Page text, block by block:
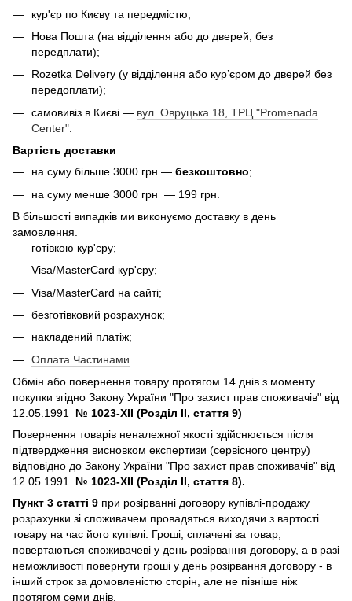
кур'єр по Києву та передмістю;
Нова Пошта (на відділення або до дверей, без
передплати);
Rozetka Delivery (у відділення або кур’єром до дверей без
передоплати);
самовивіз в Києві — вул. Овруцька 18, ТРЦ "Promenada
Center"
Вартість доставки
на суму більше 3000 грн — безкоштовно;
на суму менше 3000 грн — 199 грн.
В більшості випадків ми виконуємо доставку в день
замовлення.
готівкою кур'єру;
Visa/MasterCard кур'єру;
Visa/MasterCard на сайті;
безготівковий розрахунок;
накладений платіж;
Оплата Частинами
Обмін або повернення товару протягом 14 днів з моменту
покупки згідно Закону України "Про захист прав споживачів" від
12.05.1991 № 1023-XII (Розділ II, стаття 9)
Повернення товарів неналежної якості здійснюється після
підтвердження висновком експертизи (сервісного центру)
відповідно до Закону України "Про захист прав споживачів" від
12.05.1991 № 1023-XII (Розділ II, стаття 8).
Пункт 3 статті 9 при розірванні договору купівлі-продажу
розрахунки зі споживачем провадяться виходячи з вартості
товару на час його купівлі. Гроші, сплачені за товар,
повертаються споживачеві у день розірвання договору, а в разі
неможливості повернути гроші у день розірвання договору - в
інший строк за домовленістю сторін, але не пізніше ніж
протягом семи днів.